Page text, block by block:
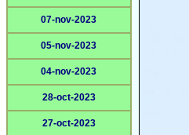
07-nov-2023
05-nov-2023
04-nov-2023
28-oct-2023
27-oct-2023